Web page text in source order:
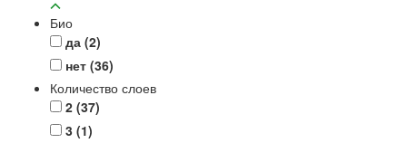
Био
да (2)
нет (36)
Количество слоев
2 (37)
3 (1)